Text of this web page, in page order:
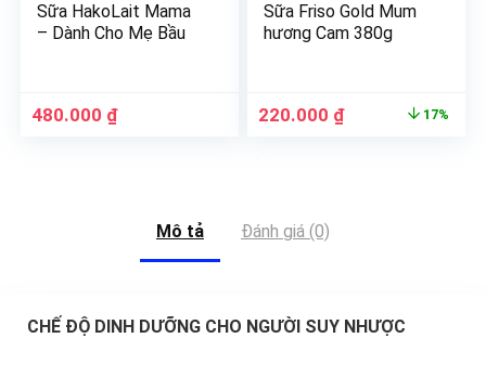
Sữa HakoLait Mama
– Dành Cho Mẹ Bầu
480.000 ₫
Sữa Friso Gold Mum
hương Cam 380g
220.000 ₫ 17%
Mô tả Đánh giá (0)
CHẾ ĐỘ DINH DƯỠNG CHO NGƯỜI SUY NHƯỢC